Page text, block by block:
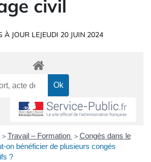
civil
À JOUR LEJEUDI 20 JUIN 2024
> Travail – Formation > Congés dans le
on bénéficier de plusieurs congés
?